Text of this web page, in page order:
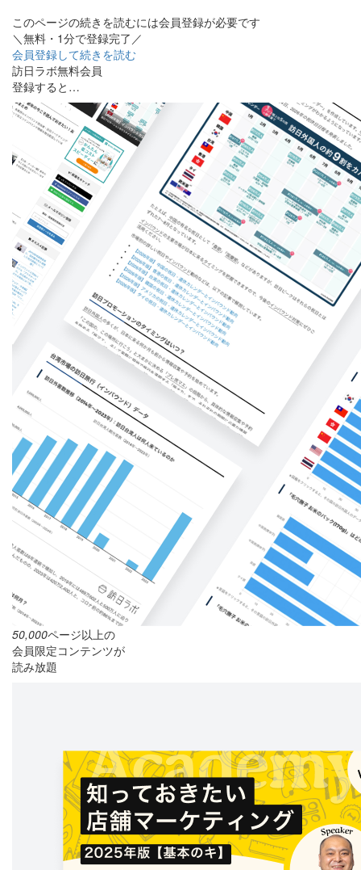
このページの続きを読むには会員登録が必要です
＼無料・1分で登録完了／
会員登録して続きを読む
訪日ラボ無料会員
登録すると…
50,000ページ以上の
会員限定コンテンツが
読み放題